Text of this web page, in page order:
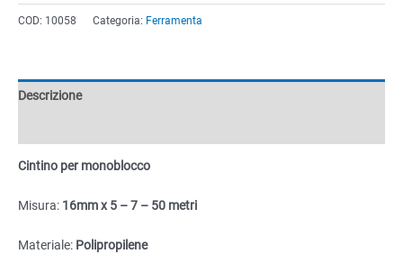
monoblocco
16mm
COD: 10058 Categoria: Ferramenta
Descrizione
Cintino per monoblocco
Misura: 16mm x 5 – 7 – 50 metri
Materiale: Polipropilene